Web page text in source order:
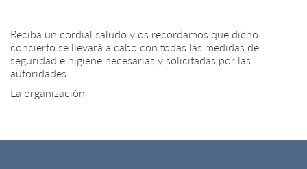
Reciba un cordial saludo y os recordamos que dicho
concierto se llevará a cabo con todas las medidas de
seguridad e higiene necesarias y solicitadas por las
autoridades.
La organización